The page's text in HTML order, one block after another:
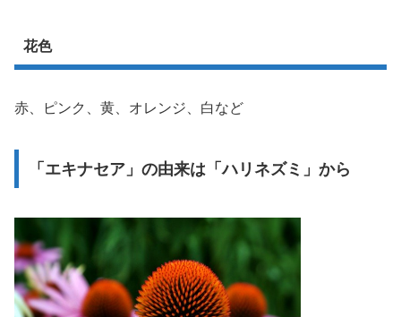
花色
赤、ピンク、黄、オレンジ、白など
「エキナセア」の由来は「ハリネズミ」から